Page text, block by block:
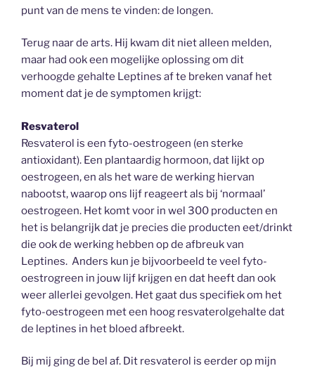
punt van de mens te vinden: de longen.
Terug naar de arts. Hij kwam dit niet alleen melden,
maar had ook een mogelijke oplossing om dit
verhoogde gehalte Leptines af te breken vanaf het
moment dat je de symptomen krijgt:
Resvaterol
Resvaterol is een fyto-oestrogeen (en sterke
antioxidant). Een plantaardig hormoon, dat lijkt op
oestrogeen, en als het ware de werking hiervan
nabootst, waarop ons lijf reageert als bij ‘normaal’
oestrogeen. Het komt voor in wel 300 producten en
het is belangrijk dat je precies die producten eet/drinkt
die ook de werking hebben op de afbreuk van
Leptines. Anders kun je bijvoorbeeld te veel fyto-
oestrogreen in jouw lijf krijgen en dat heeft dan ook
weer allerlei gevolgen. Het gaat dus specifiek om het
fyto-oestrogeen met een hoog resvaterolgehalte dat
de leptines in het bloed afbreekt.
Bij mij ging de bel af. Dit resvaterol is eerder op mijn